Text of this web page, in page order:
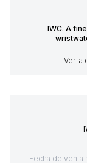
IWC. A
Ver la
Fecha de venta :